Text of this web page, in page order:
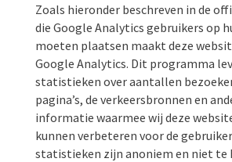
Zoals hieronder beschreven in de
die Google Analytics gebruikers op
moeten plaatsen maakt deze
Google Analytics. Dit programma
statistieken over aantallen
pagina’s, de verkeersbronnen en
informatie waarmee wij deze
kunnen verbeteren voor de
statistieken zijn anoniem en niet te